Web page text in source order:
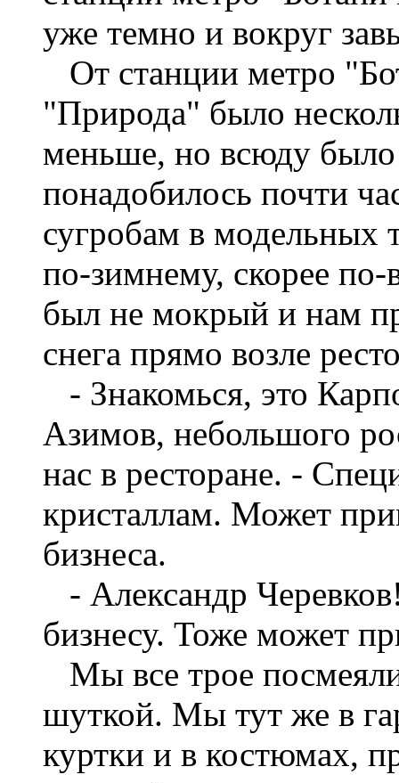
уже темно и вокруг
От станции метро
"Природа" было
меньше, но всюду было
понадобилось почти
сугробам в
по-зимнему, скорее
был не мокрый и нам
снега прямо возле
- Знакомься, это
Азимов, небольшого
нас в ресторане. -
кристаллам. Может
бизнеса.
- Александр
бизнесу. Тоже может
Мы все трое
шуткой. Мы тут же в
куртки и в костюмах,